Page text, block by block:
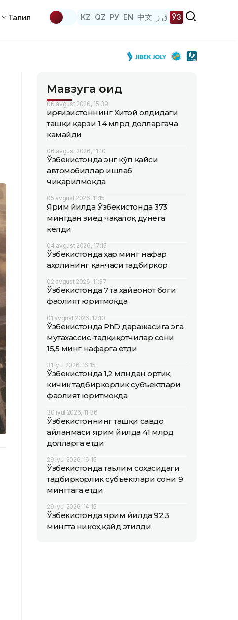
Таҳлил KZ QZ РУ EN 中文 ق ز ЎЗ
Мавзуга оид
06 avgust 2026, 15:39
Қирғизистоннинг Хитой олдидаги
ташқи қарзи 1,4 млрд долларгача
камайди
06 avgust 2026, 11:10
Ўзбекистонда энг кўп қайси
автомобиллар ишлаб
чиқарилмоқда
05 avgust 2026, 11:15
Ярим йилда Ўзбекистонда 373
мингдан зиёд чақалоқ дунёга
келди
04 avgust 2026, 17:15
Ўзбекистонда ҳар минг нафар
аҳолининг қанчаси тадбиркор
02 avgust 2026, 11:37
Ўзбекистонда 7 та ҳайвонот боғи
фаолият юритмоқда
01 avgust 2026, 12:10
Ўзбекистонда PhD даражасига эга
мутахассис-тадқиқотчилар сони
15,5 минг нафарга етди
31 iyul 2026, 16:15
Ўзбекистонда 1,2 млндан ортиқ
кичик тадбиркорлик субъектлари
фаолият юритмоқда
30 iyul 2026, 11:36
Ўзбекистоннинг ташқи савдо
айланмаси ярим йилда 41 млрд
долларга етди
29 iyul 2026, 16:15
Ўзбекистонда таълим соҳасидаги
тадбиркорлик субъектлари сони 9
мингтага етди
29 iyul 2026, 14:15
Ўзбекистонда ярим йилда 92,3
мингта никоҳ қайд этилди